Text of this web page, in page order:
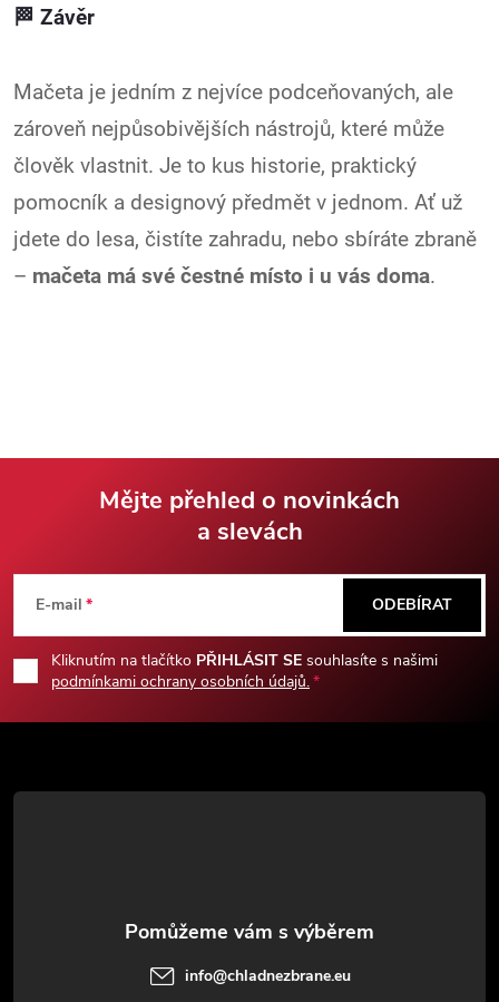
🏁 Závěr
Mačeta je jedním z nejvíce podceňovaných, ale
zároveň nejpůsobivějších nástrojů, které může
člověk vlastnit. Je to kus historie, praktický
pomocník a designový předmět v jednom. Ať už
jdete do lesa, čistíte zahradu, nebo sbíráte zbraně
– mačeta má své čestné místo i u vás doma.
p
a
Mějte přehled o novinkách
a slevách
E-mail
Kliknutím na tlačítko PŘIHLÁSIT SE souhlasíte s našimi
podmínkami ochrany osobních údajů.
ODEBÍRAT
info@chladnezbrane.eu